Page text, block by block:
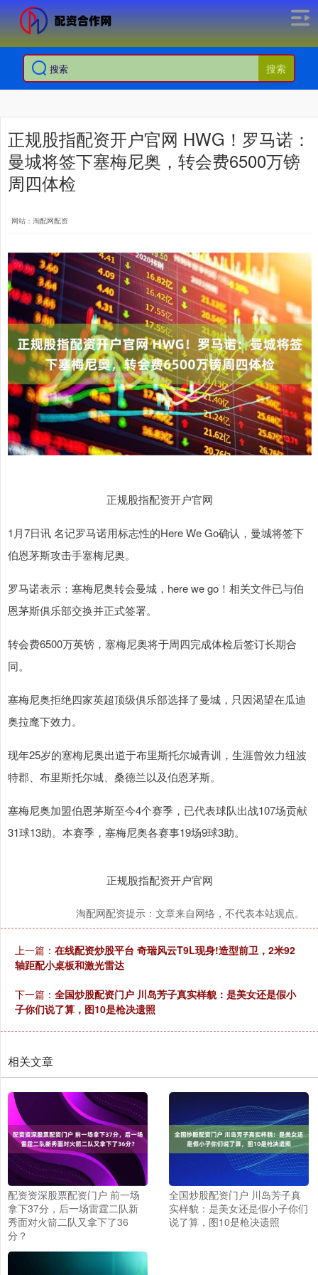
搜索
正规股指配资开户官网 HWG！罗马诺：
曼城将签下塞梅尼奥，转会费6500万镑
周四体检
网站：淘配网配资
正规股指配资开户官网
1月7日讯 名记罗马诺用标志性的Here We Go确认，曼城将签下
伯恩茅斯攻击手塞梅尼奥。
罗马诺表示：塞梅尼奥转会曼城，here we go！相关文件已与伯
恩茅斯俱乐部交换并正式签署。
转会费6500万英镑，塞梅尼奥将于周四完成体检后签订长期合
同。
塞梅尼奥拒绝四家英超顶级俱乐部选择了曼城，只因渴望在瓜迪
奥拉麾下效力。
现年25岁的塞梅尼奥出道于布里斯托尔城青训，生涯曾效力纽波
特郡、布里斯托尔城、桑德兰以及伯恩茅斯。
塞梅尼奥加盟伯恩茅斯至今4个赛季，已代表球队出战107场贡献
31球13助。本赛季，塞梅尼奥各赛事19场9球3助。
正规股指配资开户官网
淘配网配资提示：文章来自网络，不代表本站观点。
上一篇： 在线配资炒股平台 奇瑞风云T9L现身!造型前卫，2米92
轴距配小桌板和激光雷达
下一篇： 全国炒股配资门户 川岛芳子真实样貌：是美女还是假小
子你们说了算，图10是枪决遗照
相关文章
配资资深股票配资门户 前一场
拿下37分，后一场雷霆二队新
秀面对火箭二队又拿下了36
分？
全国炒股配资门户 川岛芳子真
实样貌：是美女还是假小子你们
说了算，图10是枪决遗照